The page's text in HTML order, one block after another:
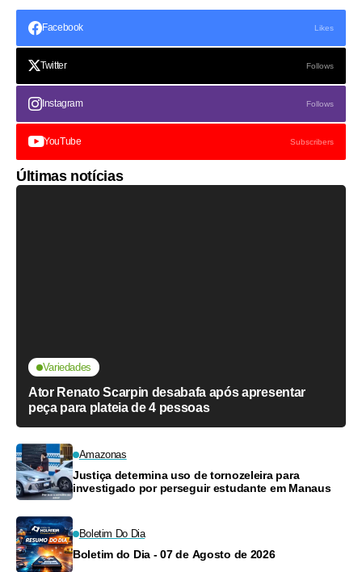
Facebook Likes
Twitter Follows
Instagram Follows
YouTube Subscribers
Últimas notícias
Variedades
Ator Renato Scarpin desabafa após apresentar
peça para plateia de 4 pessoas
Amazonas
Justiça determina uso de tornozeleira para
investigado por perseguir estudante em Manaus
Boletim Do Dia
Boletim do Dia - 07 de Agosto de 2026